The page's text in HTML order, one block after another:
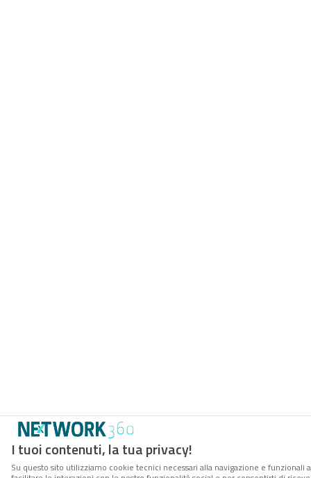
I tuoi contenuti, la tua privacy!
Su questo sito utilizziamo cookie tecnici necessari alla navigazione e